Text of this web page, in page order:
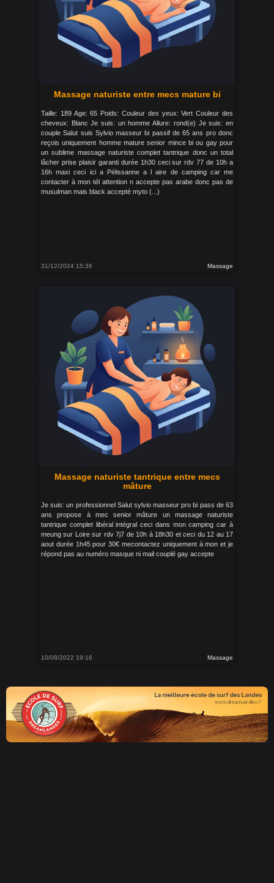
Massage naturiste entre mecs mature bi
Taille: 189 Age: 65 Poids: Couleur des yeux: Vert Couleur des
cheveux: Blanc Je suis: un homme Allure: rond(e) Je suis: en
couple Salut suis Sylvio masseur bi passif de 65 ans pro donc
reçois uniquement homme mature senior mince bi ou gay pour
un sublime massage naturiste complet tantrique donc un total
lâcher prise plaisir garanti durée 1h30 ceci sur rdv 77 de 10h a
16h maxi ceci ici a Pélissanne a l aire de camping car me
contacter à mon tél attention n accepte pas arabe donc pas de
musulman mais black accepté myto (...)
31/12/2024 15:36 Massage
Massage naturiste tantrique entre mecs
mâture
Je suis: un professionnel Salut sylvio masseur pro bi pass de 63
ans propose à mec senior mâture un massage naturiste
tantrique complet libéral intégral ceci dans mon camping car à
meung sur Loire sur rdv 7j7 de 10h à 18h30 et ceci du 12 au 17
aout durée 1h45 pour 30€ mecontactez uniquement à mon et je
répond pas au numéro masque ni mail couplé gay accepte
10/08/2022 19:16 Massage